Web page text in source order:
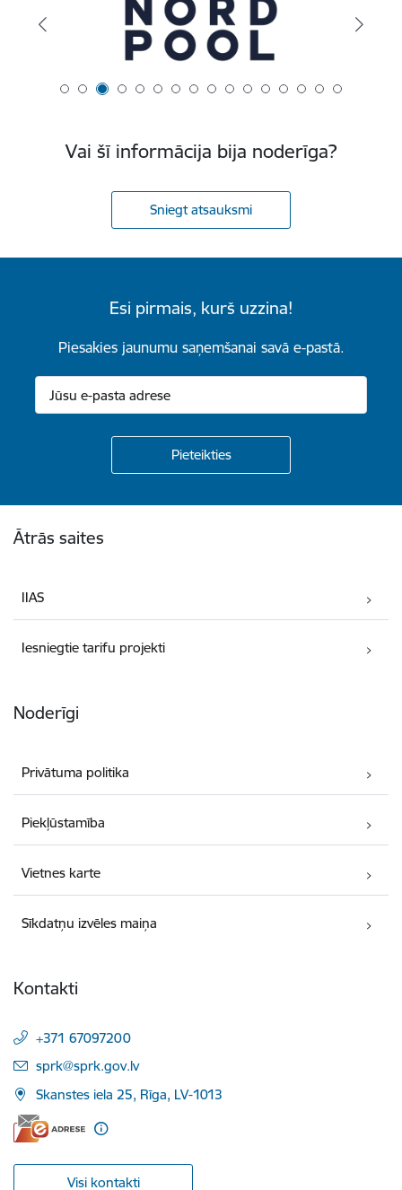
Vai šī informācija bija noderīga?
Sniegt atsauksmi
Esi pirmais, kurš uzzina!
Piesakies jaunumu saņemšanai savā e-pastā.
Ātrās saites
IIAS
Iesniegtie tarifu projekti
Noderīgi
Privātuma politika
Piekļūstamība
Vietnes karte
Sīkdatņu izvēles maiņa
Kontakti
+371 67097200
E-pasts:
sprk@sprk.gov.lv
Skanstes iela 25, Rīga, LV-1013
Visi kontakti